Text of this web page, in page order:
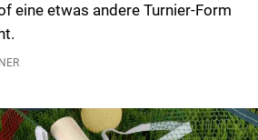
eine etwas andere Turnier-Form